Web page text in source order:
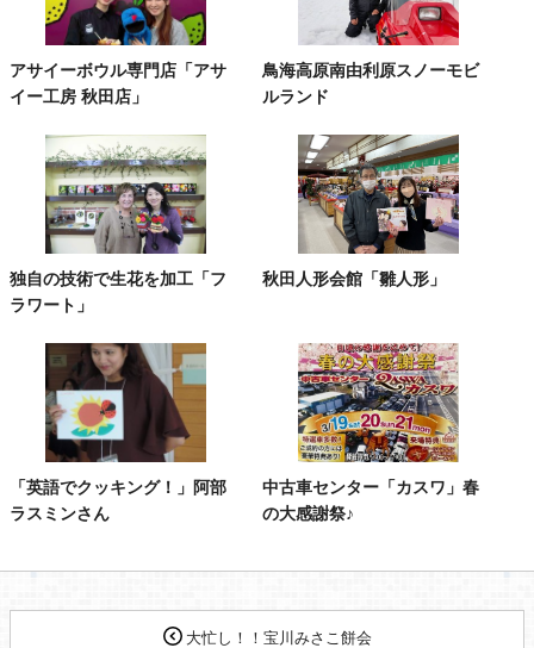
アサイーボウル専門店「アサ
イー工房 秋田店」
鳥海高原南由利原スノーモビ
ルランド
独自の技術で生花を加工「フ
ラワート」
秋田人形会館「雛人形」
「英語でクッキング！」阿部
ラスミンさん
中古車センター「カスワ」春
の大感謝祭♪
大忙し！！宝川みさこ餅会